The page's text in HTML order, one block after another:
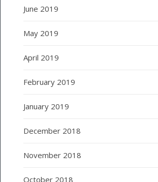
June 2019
May 2019
April 2019
February 2019
January 2019
December 2018
November 2018
October 2018